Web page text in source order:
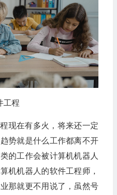
工程
现在有多火，将来还一定
势就是什么工作都离不开
的工作会被计算机机器人
机机器人的软件工程师，
那就更不用说了，虽然号